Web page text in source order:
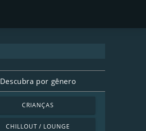
Descubra por gênero
CRIANÇAS
CHILLOUT / LOUNGE